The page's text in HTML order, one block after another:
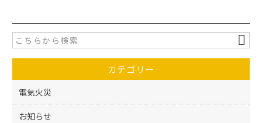
e
b
o
o
k
er
カテゴリー
電気火災
お知らせ